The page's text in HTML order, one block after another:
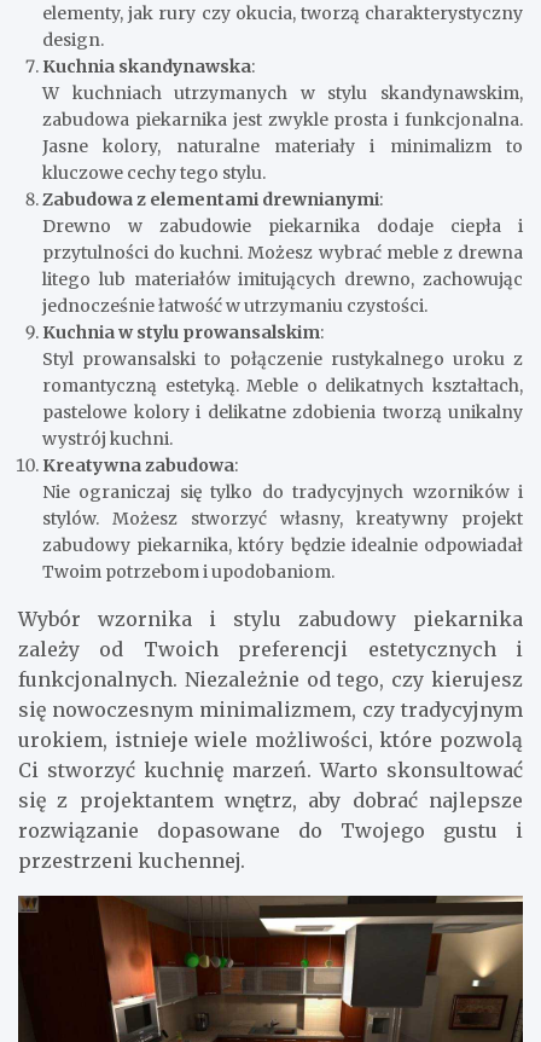
elementy, jak rury czy okucia, tworzą charakterystyczny
design.
Kuchnia skandynawska:
W kuchniach utrzymanych w stylu skandynawskim,
zabudowa piekarnika jest zwykle prosta i funkcjonalna.
Jasne kolory, naturalne materiały i minimalizm to
kluczowe cechy tego stylu.
Zabudowa z elementami drewnianymi:
Drewno w zabudowie piekarnika dodaje ciepła i
przytulności do kuchni. Możesz wybrać meble z drewna
litego lub materiałów imitujących drewno, zachowując
jednocześnie łatwość w utrzymaniu czystości.
Kuchnia w stylu prowansalskim:
Styl prowansalski to połączenie rustykalnego uroku z
romantyczną estetyką. Meble o delikatnych kształtach,
pastelowe kolory i delikatne zdobienia tworzą unikalny
wystrój kuchni.
Kreatywna zabudowa:
Nie ograniczaj się tylko do tradycyjnych wzorników i
stylów. Możesz stworzyć własny, kreatywny projekt
zabudowy piekarnika, który będzie idealnie odpowiadał
Twoim potrzebom i upodobaniom.
Wybór wzornika i stylu zabudowy piekarnika
zależy od Twoich preferencji estetycznych i
funkcjonalnych. Niezależnie od tego, czy kierujesz
się nowoczesnym minimalizmem, czy tradycyjnym
urokiem, istnieje wiele możliwości, które pozwolą
Ci stworzyć kuchnię marzeń. Warto skonsultować
się z projektantem wnętrz, aby dobrać najlepsze
rozwiązanie dopasowane do Twojego gustu i
przestrzeni kuchennej.